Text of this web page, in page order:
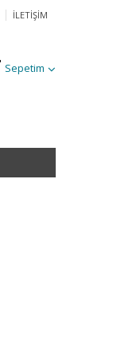
İLETIŞIM
Sepetim